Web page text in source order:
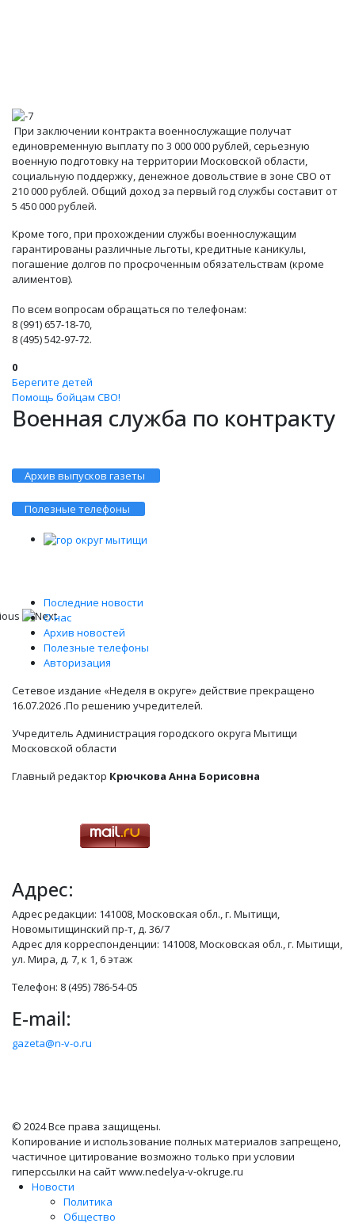
При заключении контракта военнослужащие получат
единовременную выплату по 3 000 000 рублей, серьезную
военную подготовку на территории Московской области,
социальную поддержку, денежное довольствие в зоне СВО от
210 000 рублей. Общий доход за первый год службы составит от
5 450 000 рублей.
Кроме того, при прохождении службы военнослужащим
гарантированы различные льготы, кредитные каникулы,
погашение долгов по просроченным обязательствам (кроме
алиментов).
По всем вопросам обращаться по телефонам:
8 (991) 657-18-70,
8 (495) 542-97-72.
0
Берегите детей
Помощь бойцам СВО!
Военная служба по контракту
Архив выпусков газеты
Полезные телефоны
Последние новости
О нас
Архив новостей
Полезные телефоны
Авторизация
Сетевое издание «Неделя в округе» действие прекращено
16.07.2026 .По решению учредителей.
Учредитель Администрация городского округа Мытищи
Московской области
Главный редактор Крючкова Анна Борисовна
Адрес:
Адрес редакции: 141008, Московская обл., г. Мытищи,
Новомытищинский пр-т, д. 36/7
Адрес для корреспонденции: 141008, Московская обл., г. Мытищи,
ул. Мира, д. 7, к 1, 6 этаж
Телефон: 8 (495) 786-54-05
E-mail:
gazeta@n-v-o.ru
© 2024 Все права защищены.
Копирование и использование полных материалов запрещено,
частичное цитирование возможно только при условии
гиперссылки на сайт www.nedelya-v-okruge.ru
Новости
Политика
Общество